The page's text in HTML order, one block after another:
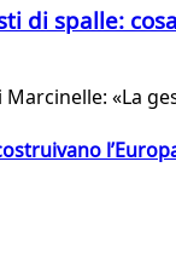
di spalle:
«La